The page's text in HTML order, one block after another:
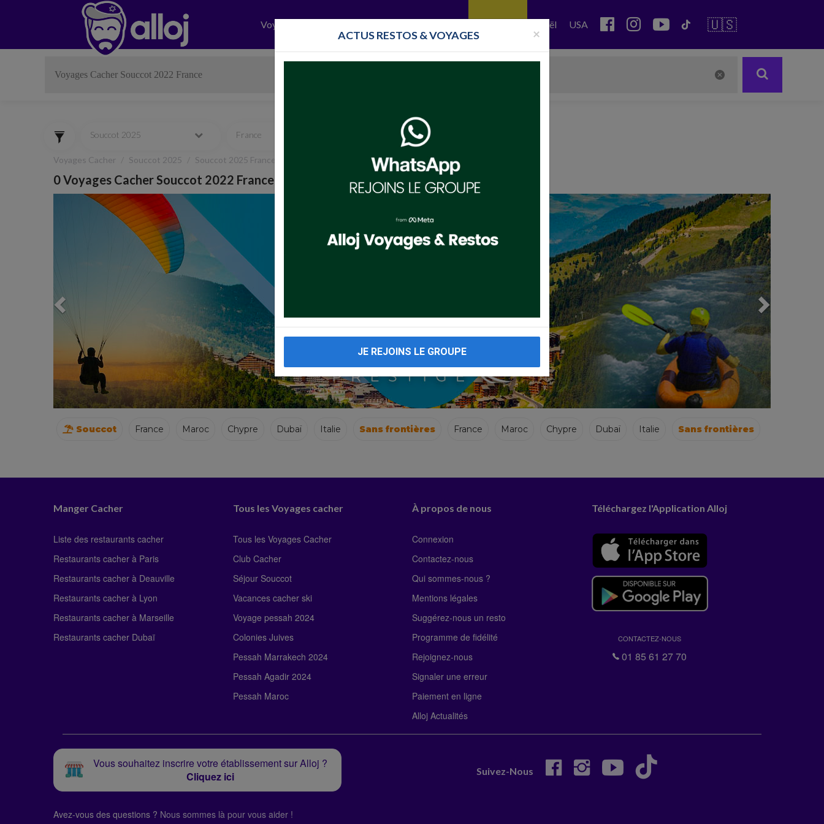
Voyages Israël USA 🇺🇸
Souccot 2025 France Toutes les surveillances
Voyages Cacher Souccot 2025 Souccot 2025 France
0 Voyages Cacher Souccot 2022 France
Previous
Next
Souccot France Maroc Chypre Dubaï Italie Sans frontières France Maroc Chypre Dubaï Italie Sans frontières
Manger Cacher
Liste des restaurants cacher
Restaurants cacher à Paris
Restaurants cacher à Deauville
Restaurants cacher à Lyon
Restaurants cacher à Marseille
Restaurants cacher Dubaï
Tous les Voyages cacher
Tous les Voyages Cacher
Club Cacher
Séjour Souccot
Vacances cacher ski
Voyage pessah 2024
Colonies Juives
Pessah Marrakech 2024
Pessah Agadir 2024
Pessah Maroc
À propos de nous
Connexion
Contactez-nous
Qui sommes-nous ?
Mentions légales
Suggérez-nous un resto
Programme de fidélité
Rejoignez-nous
Signaler une erreur
Paiement en ligne
Alloj Actualités
Téléchargez l'Application Alloj
CONTACTEZ-NOUS
01 85 61 27 70
Vous souhaitez inscrire votre établissement sur Alloj ?
Cliquez ici
Suivez-Nous
Avez-vous des questions ? Nous sommes là pour vous aider !
×
ACTUS RESTOS & VOYAGES
JE REJOINS LE GROUPE